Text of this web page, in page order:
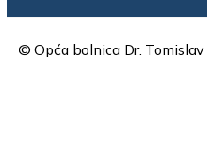
© Opća bolnica Dr.